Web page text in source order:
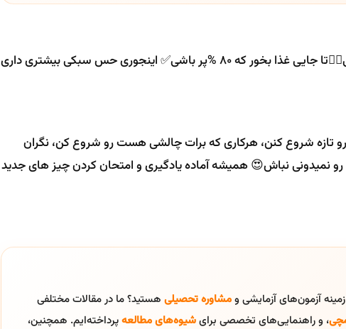
هیچ وقت اونقدر غذا نخور تا پرِ پر بشی🙅‍♂️تا جایی غذا بخور که ۸۰ %پر باشی✅ اینجوری حس سبکی بیشتری داری
تازه شروع کنن، هرکاری که برات چالشی هست رو شروع کن، نگران
نمیدونی نباش😍 همیشه آماده یادگیری و امتحان کردن چیز های جدید
آزمون‌های آزمایشی ومشاوره تحصیلی هستید؟ ما در مقالات مختلفی
، و راهنمایی‌های تخصصی برایشیوه‌های مطالعهپرداخته‌ایم. همچنین،